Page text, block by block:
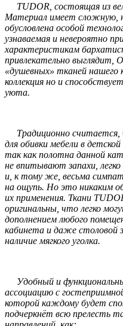
TUDOR, состоящая из
Материал имеет сложную,
обусловлена особой
узнаваемая и невероятно
характеристикам
привлекательно выглядит,
«душевных» тканей нашего
коллекция но и
уюта.
Традиционно считается,
для обивки мебели в
так как полотна данной
не впитывают запахи,
и, к тому же, весьма
на ощупь. Но это никаким
их применения. Ткани
оригинальны, что легко
дополнением любого
кабинета и даже столовой
наличие мягкого уголка.
Удобный и
ассоциацию с
которой каждому будет
подчеркнёт всю прелесть